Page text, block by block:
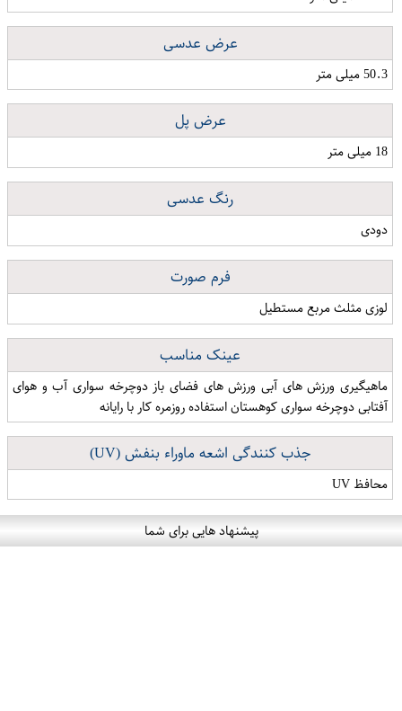
عرض عدسی
50.3 میلی متر
عرض پل
18 میلی متر
رنگ عدسی
دودی
فرم صورت
لوزی مثلث مربع مستطیل
عینک مناسب
ماهیگیری ورزش های آبی ورزش های فضای باز دوچرخه سواری آب و هوای
آفتابی دوچرخه سواری کوهستان استفاده روزمره کار با رایانه
جذب کنندگی اشعه ماوراء بنفش (UV)
محافظ UV
پیشنهاد هایی برای شما